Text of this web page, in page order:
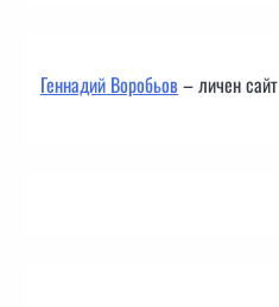
Геннадий Воробьов– личен сайт